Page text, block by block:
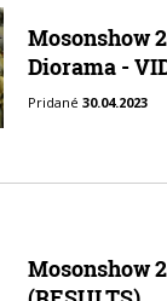
Mosonshow
Diorama -
Pridané30.04.2023
Mosonshow